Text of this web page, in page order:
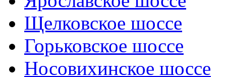
Щелковское шоссе
Горьковское шоссе
Носовихинское шоссе